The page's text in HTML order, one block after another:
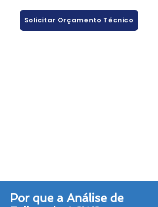
Solicitar Orçamento Técnico
Por que a Análise de